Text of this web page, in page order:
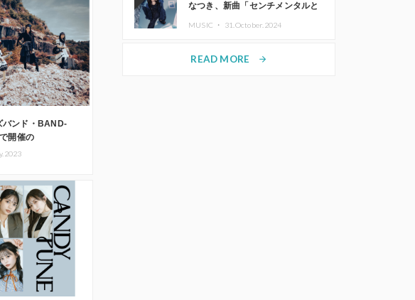
バンド・BAND-
開催の
2023』初出演決
なつき、新曲「センチメンタルと
MUSIC ・ 31.October.2024
READ MORE arrow_forward